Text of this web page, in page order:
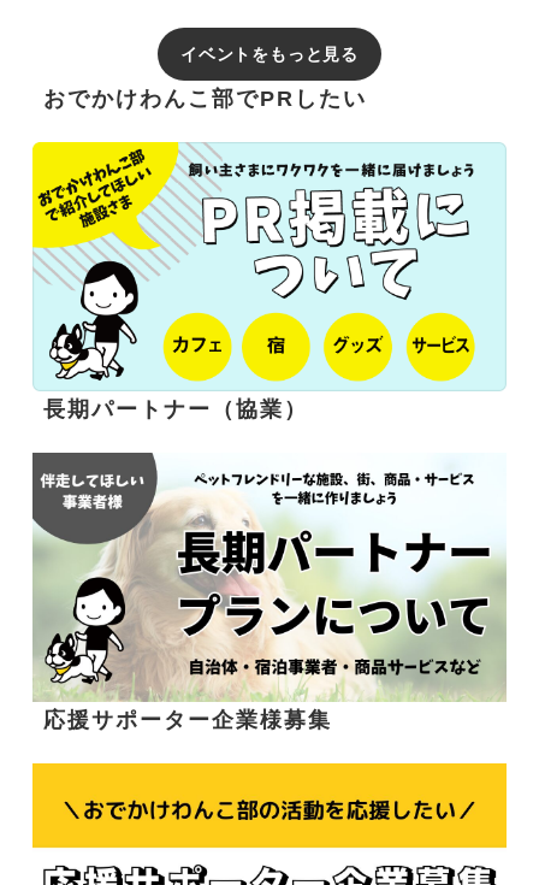
イベントをもっと見る
おでかけわんこ部でPRしたい
長期パートナー（協業）
応援サポーター企業様募集